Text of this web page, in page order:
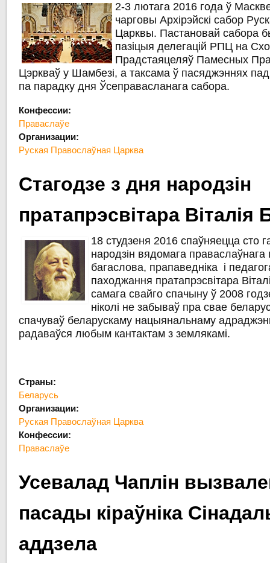
2-3 лютага 2016 года ў
чарговы Архірэйскі сабор
Царквы. Пастановай сабора
пазіцыя делегацій РПЦ на
Прадстаяцеляў Памесных
Цэркваў у Шамбезі, а таксама ў пасяджэннях
па парадку дня Ўсеправасланага сабора.
Конфессии:
Праваслаўе
Организации:
Руская Правослаўная Царква
Стагодзе з дня народзін
пратапрэсвітара Віталія
18 студзеня 2016 спаўняецца сто
народзін вядомага праваслаўнага
багаслова, прапаведніка і
паходжання пратапрэсвітара
самага свайго спачыну ў 2008
ніколі не забываў пра свае
спачуваў беларускаму нацыянальнаму
радаваўся любым кантактам з землякамі.
Страны:
Беларусь
Организации:
Руская Правослаўная Царква
Конфессии:
Праваслаўе
Усевалад Чаплін
пасады кіраўніка
аддзела